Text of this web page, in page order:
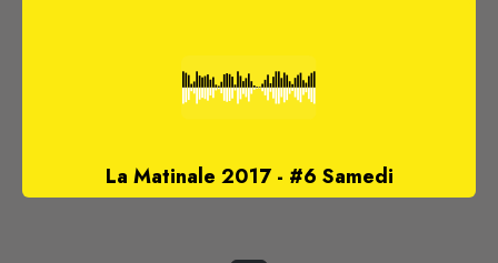
La Matinale 2017 - #6 Samedi